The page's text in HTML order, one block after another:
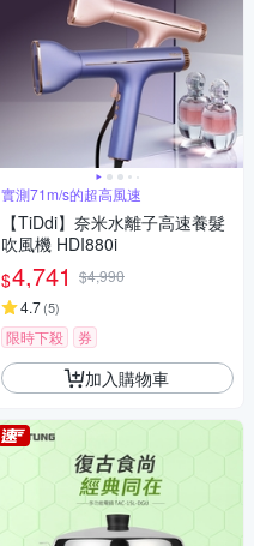
實測71m/s的超高風速
【TiDdi】奈米水離子高速養髮
吹風機 HDI880i
$4,741 $4,990
4.7(5)
限時下殺 券
加入購物車